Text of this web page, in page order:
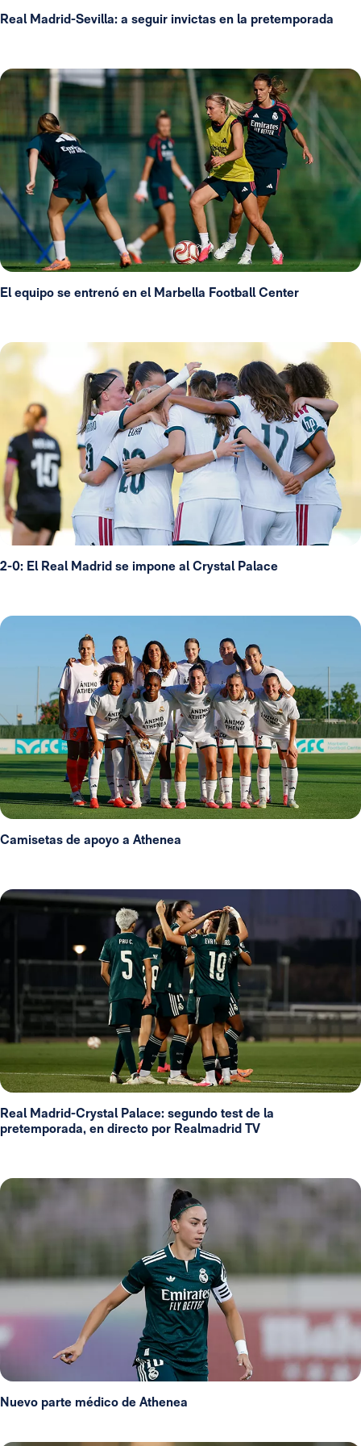
Real Madrid-Sevilla: a seguir invictas en la pretemporada
El equipo se entrenó en el Marbella Football Center
2-0: El Real Madrid se impone al Crystal Palace
Camisetas de apoyo a Athenea
Real Madrid-Crystal Palace: segundo test de la
pretemporada, en directo por Realmadrid TV
Nuevo parte médico de Athenea